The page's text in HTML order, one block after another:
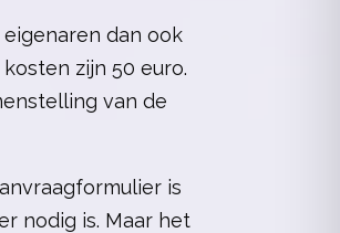
dan ook
zijn 50 euro.
van de
is
nodig is. Maar het